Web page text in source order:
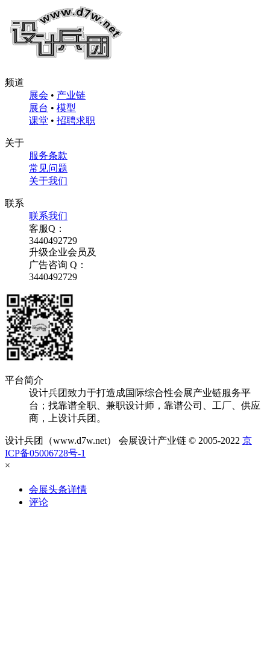
频道
展会 • 产业链
展台 • 模型
课堂 • 招聘求职
关于
服务条款
常见问题
关于我们
联系
联系我们
客服Q：
3440492729
升级企业会员及
广告咨询 Q：
3440492729
平台简介
设计兵团致力于打造成国际综合性会展产业链服务平
台；找靠谱全职、兼职设计师，靠谱公司、工厂、供应
商，上设计兵团。
设计兵团（www.d7w.net） 会展设计产业链 © 2005-2022 京
ICP备05006728号-1
×
会展头条详情
评论